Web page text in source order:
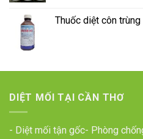
Thuốc diệt côn
DIỆT MỐI TẠI CẦN THƠ
- Diệt mối tận gốc- Phòng